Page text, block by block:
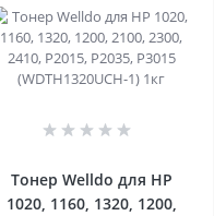
Тонер Welldo для HP
1020, 1160, 1320, 1200,